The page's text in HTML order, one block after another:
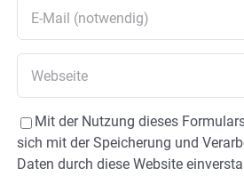
Mit der Nutzung dieses
sich mit der Speicherung und
Daten durch diese Website